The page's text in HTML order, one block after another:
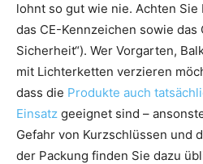
lohnt so gut wie nie. Achten
das CE-Kennzeichen sowie
Sicherheit“). Wer Vorgarten,
mit Lichterketten verzieren
dass die Produkte auch
Einsatz geeignet sind –
Gefahr von Kurzschlüssen und
der Packung finden Sie dazu